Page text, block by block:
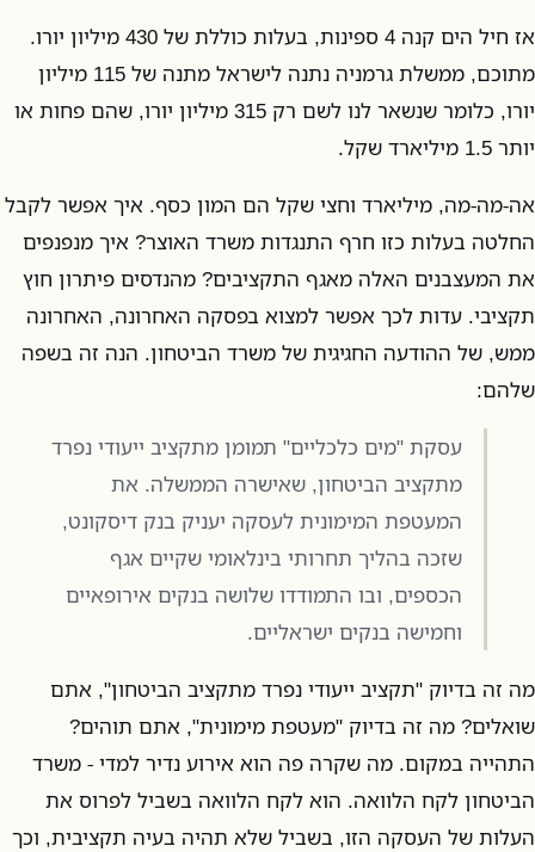
אז חיל הים קנה 4 ספינות, בעלות כוללת של 430 מיליון יורו.
מתוכם, ממשלת גרמניה נתנה לישראל מתנה של 115 מיליון
יורו, כלומר שנשאר לנו לשם רק 315 מיליון יורו, שהם פחות או
יותר 1.5 מיליארד שקל.
אה-מה-מה, מיליארד וחצי שקל הם המון כסף. איך אפשר לקבל
החלטה בעלות כזו חרף התנגדות משרד האוצר? איך מנפנפים
את המעצבנים האלה מאגף התקציבים? מהנדסים פיתרון חוץ
תקציבי. עדות לכך אפשר למצוא בפסקה האחרונה, האחרונה
ממש, של ההודעה החגיגית של משרד הביטחון. הנה זה בשפה
שלהם:
עסקת "מים כלכליים" תמומן מתקציב ייעודי נפרד
מתקציב הביטחון, שאישרה הממשלה. את
המעטפת המימונית לעסקה יעניק בנק דיסקונט,
שזכה בהליך תחרותי בינלאומי שקיים אגף
הכספים, ובו התמודדו שלושה בנקים אירופאיים
וחמישה בנקים ישראליים.
מה זה בדיוק "תקציב ייעודי נפרד מתקציב הביטחון", אתם
שואלים? מה זה בדיוק "מעטפת מימונית", אתם תוהים?
התהייה במקום. מה שקרה פה הוא אירוע נדיר למדי - משרד
הביטחון לקח הלוואה. הוא לקח הלוואה בשביל לפרוס את
העלות של העסקה הזו, בשביל שלא תהיה בעיה תקציבית, וכך